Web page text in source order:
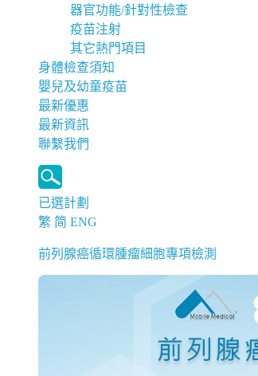
器官功能/針對性檢查
疫苗注射
其它熱門項目
身體檢查須知
嬰兒及幼童疫苗
最新優惠
最新資訊
聯繫我們
已選計劃
繁 简 ENG
前列腺癌循環腫瘤細胞專項檢測